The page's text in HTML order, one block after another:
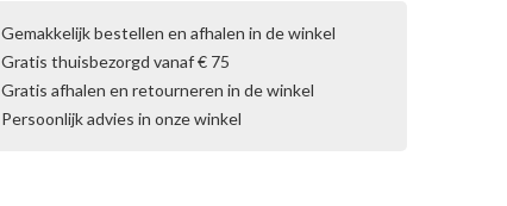
Gemakkelijk bestellen en afhalen in de winkel
Gratis thuisbezorgd vanaf € 75
Gratis afhalen en retourneren in de winkel
Persoonlijk advies in onze winkel